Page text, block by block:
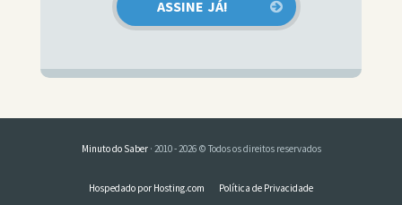
Minuto do Saber· 2010 - 2026 © Todos os direitos reservados
Hospedado por Hosting.com Política de Privacidade